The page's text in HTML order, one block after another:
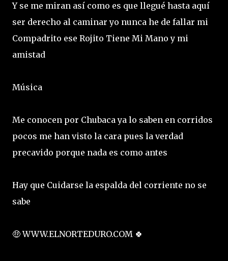
Y se me miran así como es que llegué hasta aquí
ser derecho al caminar yo nunca he de fallar mi
Compadrito ese Rojito Tiene Mi Mano y mi
amistad
Música
Me conocen por Chubaca ya lo saben en corridos
pocos me han visto la cara pues la verdad
precavido porque nada es como antes
Hay que Cuidarse la espalda del corriente no se
sabe
🤑 WWW.ELNORTEDURO.COM 🍀